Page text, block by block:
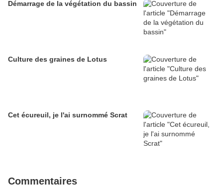
Démarrage de la végétation du bassin
Culture des graines de Lotus
Cet écureuil, je l'ai surnommé Scrat
Commentaires